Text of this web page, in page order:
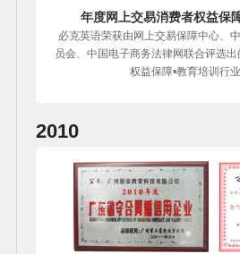
年度网上交易消费者权益保
必克英语荣获由网上交易保障中心、
员会、中国电子商务法律网联合评选
权益保障•教育培训行
2010